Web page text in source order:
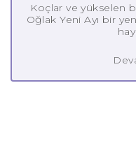
Koçlar ve yükselen
Oğlak Yeni Ayı bir